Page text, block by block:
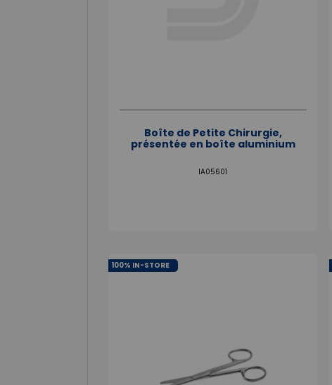
Boîte de Petite Chirurgie,
présentée en boîte aluminium
IA05601
100% IN-STORE